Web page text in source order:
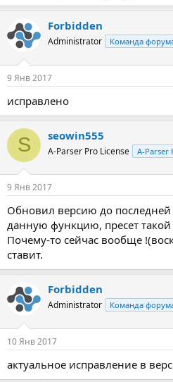
Forbidden
Administrator Команда
9 Янв 2017
исправлено
S seowin555
A-Parser Pro License A-Parser
9 Янв 2017
Обновил версию до
данную функцию, пресет такой
Почему-то сейчас вообще
ставит.
Forbidden
Administrator Команда
10 Янв 2017
актуальное исправление в